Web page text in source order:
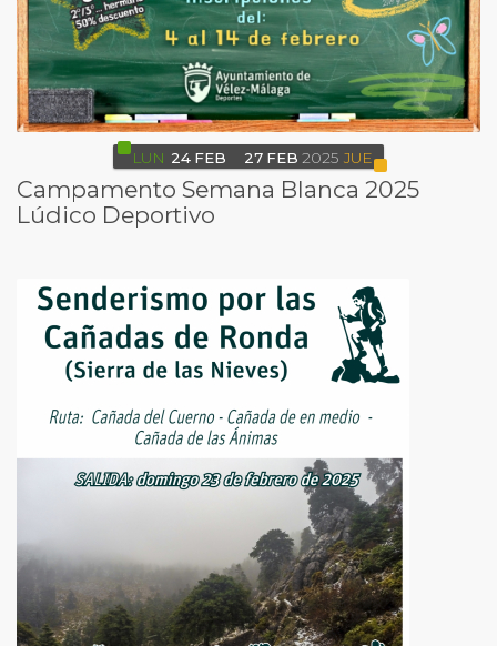
LUN 24 FEB 27 FEB 2025 JUE
Campamento Semana Blanca 2025
Lúdico Deportivo